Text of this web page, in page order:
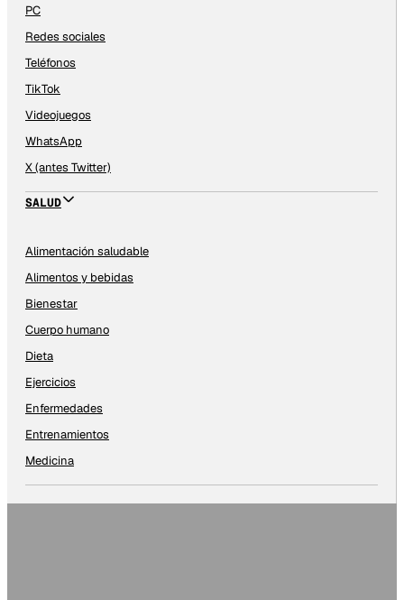
PC
Redes sociales
Teléfonos
TikTok
Videojuegos
WhatsApp
X (antes Twitter)
SALUD
Alimentación saludable
Alimentos y bebidas
Bienestar
Cuerpo humano
Dieta
Ejercicios
Enfermedades
Entrenamientos
Medicina